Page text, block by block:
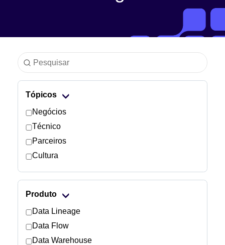
Indústria
Serviços financeiros
Fabricação
Seguros
Telecomunicações
Tecnologia
Setor público
Tópicos
Negócios
Técnico
Parceiros
Cultura
Produto
Data Lineage
Data Flow
Data Warehouse